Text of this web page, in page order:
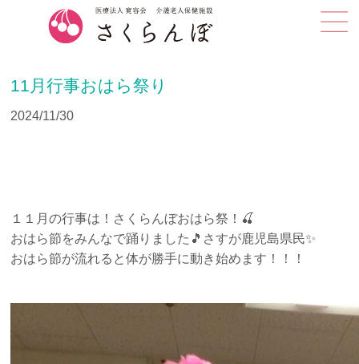
11月行事おはら祭り
2024/11/30
１１月の行事は！さくらんぼおはら祭！🍒
おはら節をみんなで踊りました🎵さすが鹿児島県民✨
おはら節が流れると体が勝手に動き始めます！！！